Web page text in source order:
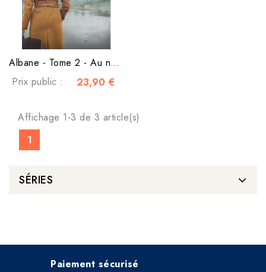
Albane - Tome 2 - Au nom de la liberté
Prix public :
23,90 €
Affichage 1-3 de 3 article(s)
1
SÉRIES
Paiement sécurisé